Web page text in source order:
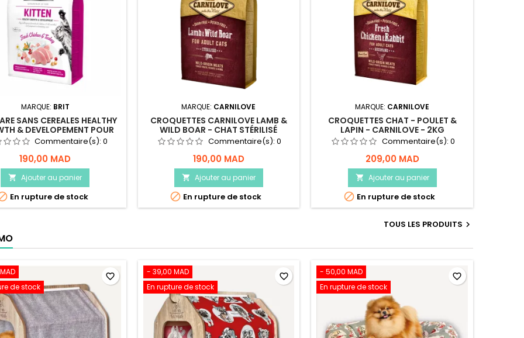
MARQUE: BRIT
SANS CEREALES HEALTHY
& DEVELOPEMENT POUR
CHATON - 2KG
Commentaire(s):0
190,00 MAD
 Ajouter au panier
En rupture de stock
MARQUE: CARNILOVE
CROQUETTES CARNILOVE LAMB &
WILD BOAR - CHAT STÉRILISÉ
Commentaire(s): 0
190,00 MAD
 Ajouter au panier
 En rupture de stock
MARQUE: CARNILOVE
CROQUETTES CHAT - POULET &
LAPIN - CARNILOVE - 2KG
Commentaire(s): 0
209,00 MAD
 Ajouter au panier
 En rupture de stock
TOUS LES PRODUITS 
de stock
favorite_border
- 39,00 MAD
En rupture de stock
favorite_border
- 50,00 MAD
En rupture de stock
favorite_border